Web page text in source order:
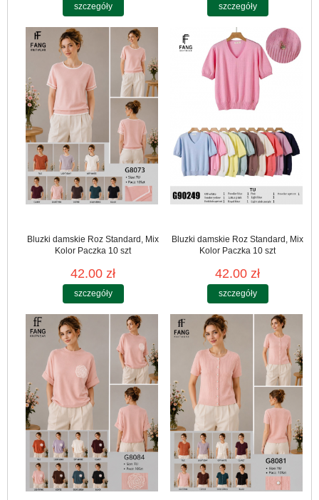
szczegóły szczegóły
Bluzki damskie Roz Standard, Mix
Kolor Paczka 10 szt
42.00 zł
szczegóły
Bluzki damskie Roz Standard, Mix
Kolor Paczka 10 szt
42.00 zł
szczegóły